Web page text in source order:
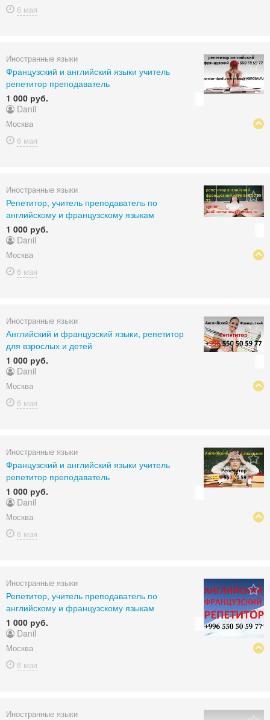
6 мая
Иностранные языки
Французский и английский языки учитель
репетитор преподаватель
1 000 руб.
Danil
Москва
6 мая
Иностранные языки
Репетитор, учитель преподаватель по
английскому и французскому языкам
1 000 руб.
Danil
Москва
6 мая
Иностранные языки
Английский и французский языки, репетитор
для взрослых и детей
1 000 руб.
Danil
Москва
6 мая
Иностранные языки
Французский и английский языки учитель
репетитор преподаватель
1 000 руб.
Danil
Москва
6 мая
Иностранные языки
Репетитор, учитель преподаватель по
английскому и французскому языкам
1 000 руб.
Danil
Москва
6 мая
Иностранные языки